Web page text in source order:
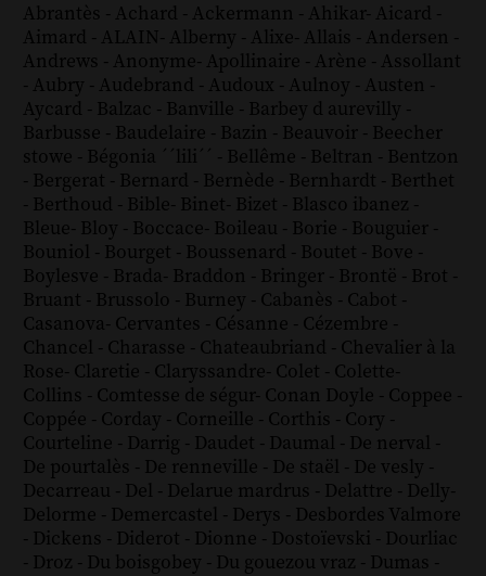
Abrantès - Achard - Ackermann - Ahikar- Aicard -
Aimard - ALAIN- Alberny - Alixe- Allais - Andersen -
Andrews - Anonyme- Apollinaire - Arène - Assollant
- Aubry - Audebrand - Audoux - Aulnoy - Austen -
Aycard - Balzac - Banville - Barbey d aurevilly -
Barbusse - Baudelaire - Bazin - Beauvoir - Beecher
stowe - Bégonia ´´lili´´ - Bellême - Beltran - Bentzon
- Bergerat - Bernard - Bernède - Bernhardt - Berthet
- Berthoud - Bible- Binet- Bizet - Blasco ibanez -
Bleue- Bloy - Boccace- Boileau - Borie - Bouguier -
Bouniol - Bourget - Boussenard - Boutet - Bove -
Boylesve - Brada- Braddon - Bringer - Brontë - Brot -
Bruant - Brussolo - Burney - Cabanès - Cabot -
Casanova- Cervantes - Césanne - Cézembre -
Chancel - Charasse - Chateaubriand - Chevalier à la
Rose- Claretie - Claryssandre- Colet - Colette-
Collins - Comtesse de ségur- Conan Doyle - Coppee -
Coppée - Corday - Corneille - Corthis - Cory -
Courteline - Darrig - Daudet - Daumal - De nerval -
De pourtalès - De renneville - De staël - De vesly -
Decarreau - Del - Delarue mardrus - Delattre - Delly-
Delorme - Demercastel - Derys - Desbordes Valmore
- Dickens - Diderot - Dionne - Dostoïevski - Dourliac
- Droz - Du boisgobey - Du gouezou vraz - Dumas -